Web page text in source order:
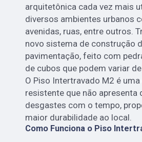
arquitetônica cada vez mais
diversos ambientes urbanos
avenidas, ruas, entre outros.
novo sistema de construção
pavimentação, feito com
de cubos que podem variar
O Piso Intertravado M2 é
resistente que não apresenta
desgastes com o tempo,
maior durabilidade ao local.
Como Funciona o Piso